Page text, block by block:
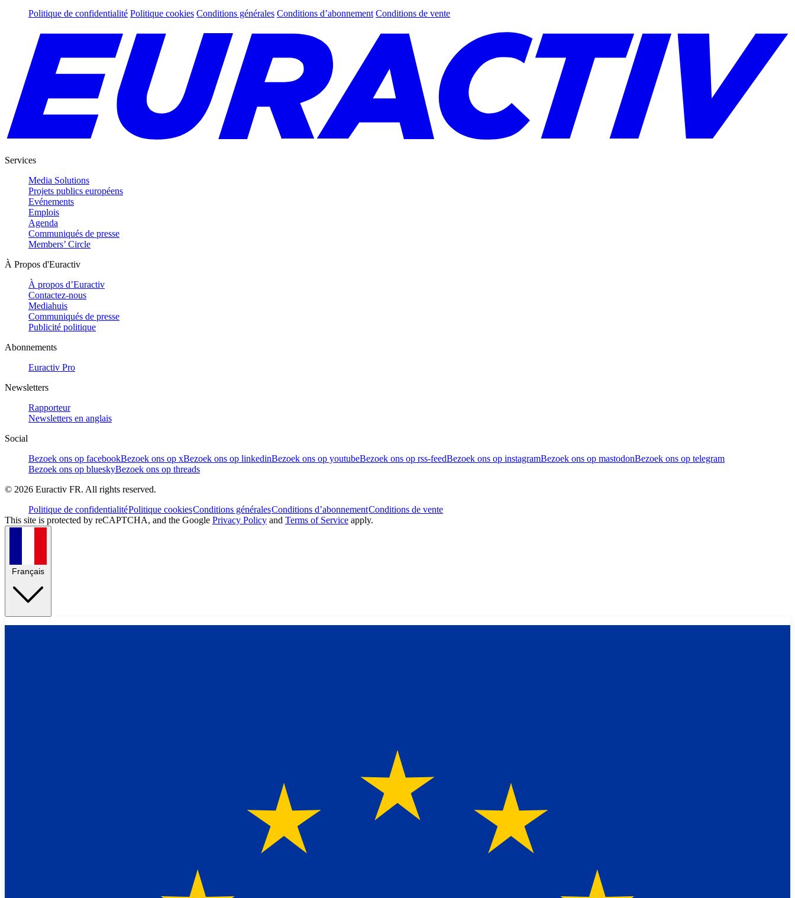
Politique de confidentialité Politique cookies Conditions générales Conditions d’abonnement Conditions de vente
Services
Media Solutions
Projets publics européens
Evénements
Emplois
Agenda
Communiqués de presse
Members’ Circle
À Propos d'Euractiv
À propos d’Euractiv
Contactez-nous
Mediahuis
Communiqués de presse
Publicité politique
Abonnements
Euractiv Pro
Newsletters
Rapporteur
Newsletters en anglais
Social
Bezoek ons op facebookBezoek ons op xBezoek ons op linkedinBezoek ons op youtubeBezoek ons op rss-feedBezoek ons op instagramBezoek ons op mastodonBezoek ons op telegram
Bezoek ons op blueskyBezoek ons op threads
© 2026 Euractiv FR. All rights reserved.
Politique de confidentialitéPolitique cookiesConditions généralesConditions d’abonnementConditions de vente
This site is protected by reCAPTCHA, and the Google Privacy Policy and Terms of Service apply.
Français